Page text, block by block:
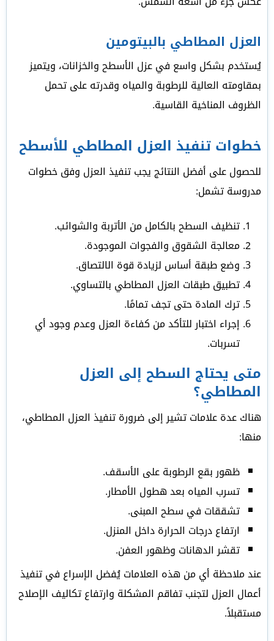
العزل المطاطي بالبيتومين
يُستخدم بشكل واسع في عزل الأسطح والخزانات، ويتميز
بمقاومته العالية للرطوبة والمياه وقدرته على تحمل
الظروف المناخية القاسية.
خطوات تنفيذ العزل المطاطي للأسطح
للحصول على أفضل النتائج يجب تنفيذ العزل وفق خطوات
مدروسة تشمل:
تنظيف السطح بالكامل من الأتربة والشوائب.
معالجة الشقوق والفجوات الموجودة.
وضع طبقة أساس لزيادة قوة الالتصاق.
تطبيق طبقات العزل المطاطي بالتساوي.
ترك المادة حتى تجف تمامًا.
إجراء اختبار للتأكد من كفاءة العزل وعدم وجود أي
تسربات.
متى يحتاج السطح إلى العزل
المطاطي؟
هناك عدة علامات تشير إلى ضرورة تنفيذ العزل المطاطي،
منها:
ظهور بقع الرطوبة على الأسقف.
تسرب المياه بعد هطول الأمطار.
تشققات في سطح المبنى.
ارتفاع درجات الحرارة داخل المنزل.
تقشر الدهانات وظهور العفن.
عند ملاحظة أي من هذه العلامات يُفضل الإسراع في تنفيذ
أعمال العزل لتجنب تفاقم المشكلة وارتفاع تكاليف الإصلاح
مستقبلاً.